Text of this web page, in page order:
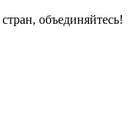
объединяйтесь!